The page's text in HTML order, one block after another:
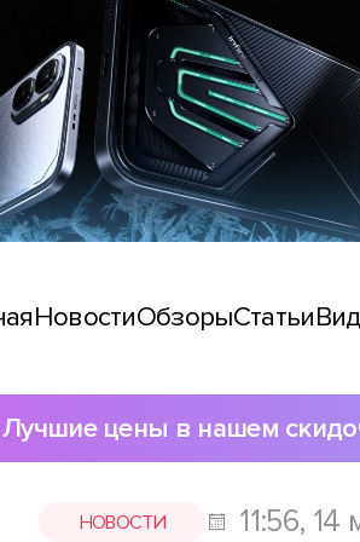
НовостиОбзорыСтатьи
Лучшие цены в нашем
НОВОСТИ 11:56,